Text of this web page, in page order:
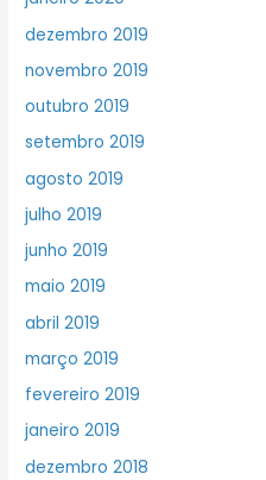
dezembro 2019
novembro 2019
outubro 2019
setembro 2019
agosto 2019
julho 2019
junho 2019
maio 2019
abril 2019
março 2019
fevereiro 2019
janeiro 2019
dezembro 2018